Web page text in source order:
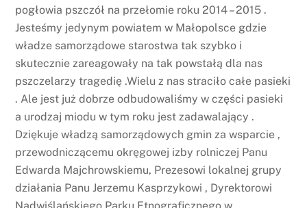
pogłowia pszczół na przełomie roku 2014 – 2015 .
Jesteśmy jedynym powiatem w Małopolsce gdzie
władze samorządowe starostwa tak szybko i
skutecznie zareagowały na tak powstałą dla nas
pszczelarzy tragedię .Wielu z nas straciło całe pasieki
. Ale jest już dobrze odbudowaliśmy w części pasieki
a urodzaj miodu w tym roku jest zadawalający .
Dziękuje władzą samorządowych gmin za wsparcie ,
przewodniczącemu okręgowej izby rolniczej Panu
Edwarda Majchrowskiemu, Prezesowi lokalnej grupy
działania Panu Jerzemu Kasprzykowi , Dyrektorowi